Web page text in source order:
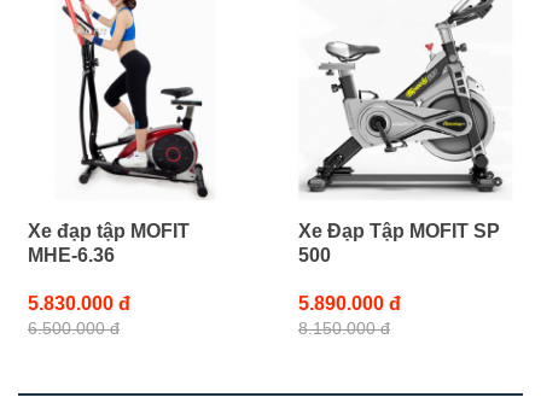
Xe đạp tập MOFIT
MHE-6.36
5.830.000 đ
6.500.000 đ
Xe Đạp Tập MOFIT SP
500
5.890.000 đ
8.150.000 đ